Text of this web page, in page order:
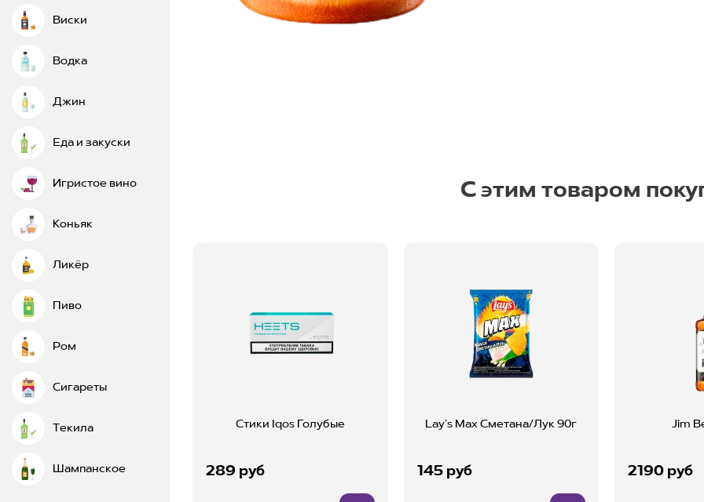
Виски
Водка
Джин
Еда и закуски
Игристое вино
Коньяк
Ликёр
Пиво
Ром
Сигареты
Текила
Шампанское
С этим товаром
Стики Iqos Голубые
289 руб
Lay’s Max Сметана/Лук 90г
145 руб
Jim
2190 руб